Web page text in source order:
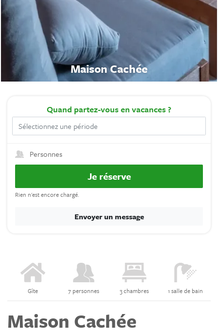
Maison Cachée
Gîte 7 personnes 3 chambres 1 salle de bain
Maison Cachée
Quand partez-vous en vacances ?
Personnes
Je réserve
Rien n'est encore chargé.
Envoyer un message